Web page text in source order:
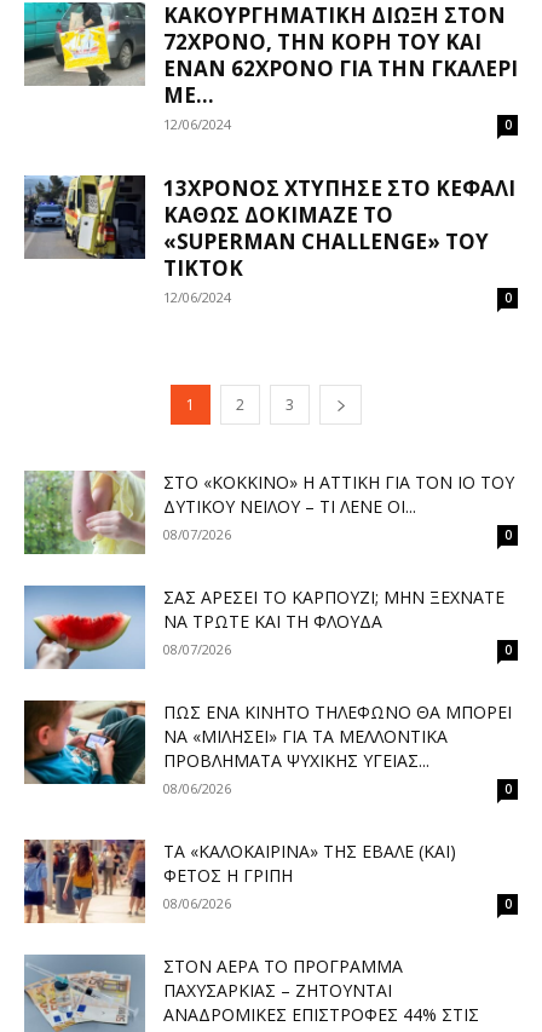
ΚΑΚΟΥΡΓΗΜΑΤΙΚΉ ΔΊΩΞΗ ΣΤΟΝ
72ΧΡΟΝΟ, ΤΗΝ ΚΌΡΗ ΤΟΥ ΚΑΙ
ΈΝΑΝ 62ΧΡΟΝΟ ΓΙΑ ΤΗΝ ΓΚΑΛΕΡΊ
ΜΕ...
12/06/2024 0
13ΧΡΟΝΟΣ ΧΤΎΠΗΣΕ ΣΤΟ ΚΕΦΆΛΙ
ΚΑΘΏΣ ΔΟΚΊΜΑΖΕ ΤΟ
«SUPERMAN CHALLENGE» ΤΟΥ
TIKTOK
12/06/2024 0
1 2 3
ΣΤΟ «ΚΌΚΚΙΝΟ» Η ΑΤΤΙΚΉ ΓΙΑ ΤΟΝ ΙΌ ΤΟΥ
ΔΥΤΙΚΟΎ ΝΕΊΛΟΥ – ΤΙ ΛΈΝΕ ΟΙ...
08/07/2026 0
ΣΑΣ ΑΡΈΣΕΙ ΤΟ ΚΑΡΠΟΎΖΙ; ΜΗΝ ΞΕΧΝΆΤΕ
ΝΑ ΤΡΏΤΕ ΚΑΙ ΤΗ ΦΛΟΎΔΑ
08/07/2026 0
ΠΏΣ ΈΝΑ ΚΙΝΗΤΌ ΤΗΛΈΦΩΝΟ ΘΑ ΜΠΟΡΕΊ
ΝΑ «ΜΙΛΉΣΕΙ» ΓΙΑ ΤΑ ΜΕΛΛΟΝΤΙΚΆ
ΠΡΟΒΛΉΜΑΤΑ ΨΥΧΙΚΉΣ ΥΓΕΊΑΣ...
08/06/2026 0
ΤΑ «ΚΑΛΟΚΑΙΡΙΝΆ» ΤΗΣ ΈΒΑΛΕ (ΚΑΙ)
ΦΈΤΟΣ Η ΓΡΊΠΗ
08/06/2026 0
ΣΤΟΝ ΑΈΡΑ ΤΟ ΠΡΌΓΡΑΜΜΑ
ΠΑΧΥΣΑΡΚΊΑΣ – ΖΗΤΟΎΝΤΑΙ
ΑΝΑΔΡΟΜΙΚΈΣ ΕΠΙΣΤΡΟΦΈΣ 44% ΣΤΙΣ